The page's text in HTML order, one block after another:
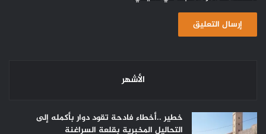
الأشهر
خطير ..أخطاء فادحة تقود دوار بأكمله إلى
التحاليل المخبرية بقلعة السراغنة